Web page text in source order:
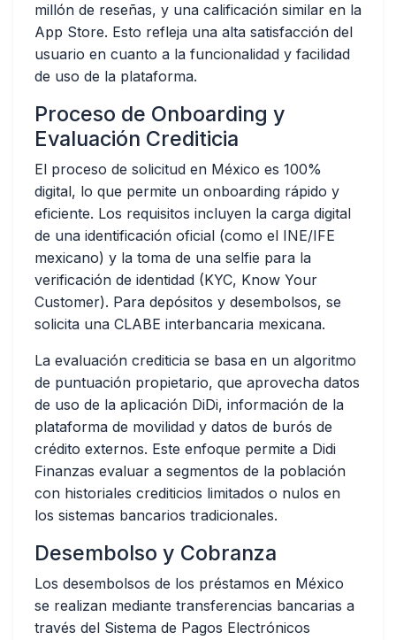
millón de reseñas, y una calificación similar en la
App Store. Esto refleja una alta satisfacción del
usuario en cuanto a la funcionalidad y facilidad
de uso de la plataforma.
Proceso de Onboarding y
Evaluación Crediticia
El proceso de solicitud en México es 100%
digital, lo que permite un onboarding rápido y
eficiente. Los requisitos incluyen la carga digital
de una identificación oficial (como el INE/IFE
mexicano) y la toma de una selfie para la
verificación de identidad (KYC, Know Your
Customer). Para depósitos y desembolsos, se
solicita una CLABE interbancaria mexicana.
La evaluación crediticia se basa en un algoritmo
de puntuación propietario, que aprovecha datos
de uso de la aplicación DiDi, información de la
plataforma de movilidad y datos de burós de
crédito externos. Este enfoque permite a Didi
Finanzas evaluar a segmentos de la población
con historiales crediticios limitados o nulos en
los sistemas bancarios tradicionales.
Desembolso y Cobranza
Los desembolsos de los préstamos en México
se realizan mediante transferencias bancarias a
través del Sistema de Pagos Electrónicos